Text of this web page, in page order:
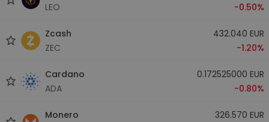
LEO
-0.50%
Zcash
ZEC
432.040 EUR
-1.20%
Cardano
ADA
0.172525000 EUR
-0.80%
Monero
326.570 EUR